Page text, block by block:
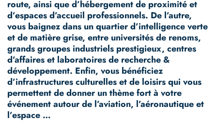
route, ainsi que d’hébergement de proximité et
d’espaces d’accueil professionnels. De l’autre,
vous baignez dans un quartier d’intelligence verte
et de matière grise, entre universités de renoms,
grands groupes industriels prestigieux, centres
d’affaires et laboratoires de recherche &
développement. Enfin, vous bénéficiez
d’infrastructures culturelles et de loisirs qui vous
permettent de donner un thème fort à votre
événement autour de l’aviation, l’aéronautique et
l’espace …